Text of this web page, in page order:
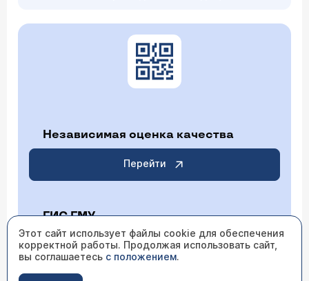
Независимая оценка качества
Перейти
ГИС ГМУ
Перейти
Этот сайт использует файлы cookie для обеспечения
корректной работы. Продолжая использовать сайт,
вы соглашаетесь с положением.